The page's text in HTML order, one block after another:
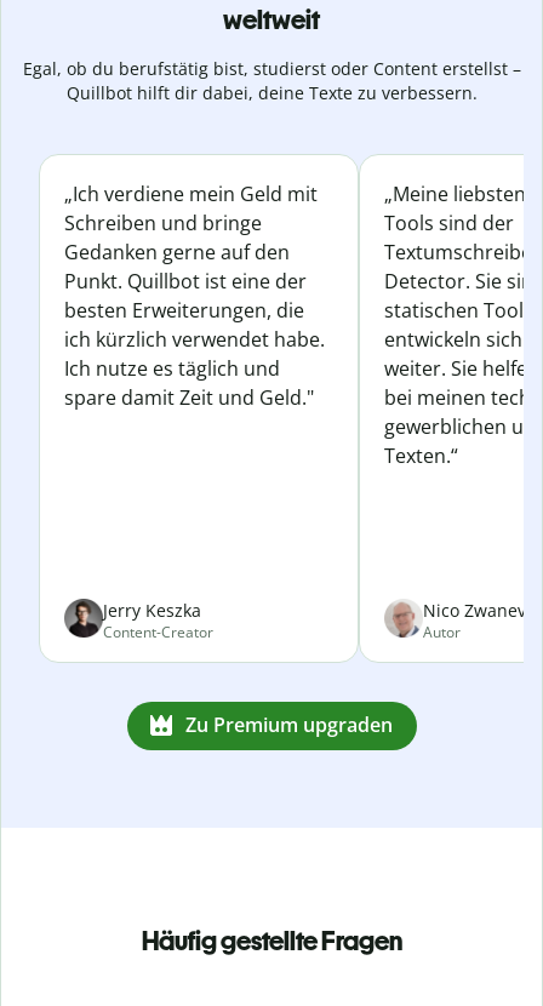
weltweit
Egal, ob du berufstätig bist, studierst oder Content erstellst –
Quillbot hilft dir dabei, deine Texte zu verbessern.
„Ich verdiene mein Geld mit
Schreiben und bringe
Gedanken gerne auf den
Punkt. Quillbot ist eine der
besten Erweiterungen, die
ich kürzlich verwendet habe.
Ich nutze es täglich und
spare damit Zeit und Geld."
Jerry Keszka
Content-Creator
„Meine liebsten
Tools sind der
Detector. Sie
statischen
entwickeln sich
weiter. Sie
bei meinen
gewerblichen
Texten.“
Nico
Autor
Zu Premium upgraden
Häufig gestellte Fragen